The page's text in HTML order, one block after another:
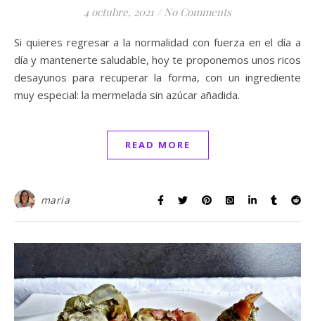
4 octubre, 2021 / No Comments
Si quieres regresar a la normalidad con fuerza en el día a
día y mantenerte saludable, hoy te proponemos unos ricos
desayunos para recuperar la forma, con un ingrediente
muy especial: la mermelada sin azúcar añadida.
READ MORE
maria